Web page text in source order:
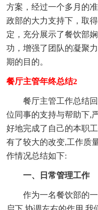
方案，经过一个多月的
政部的大力支持下，取
定，充分展示了餐饮部
功，增强了团队的凝聚
期的目的。
餐厅主管年终总结2
餐厅主管工作总结
位同事的支持与帮助下,
好地完成了自己的本职
有了较大的改变,工作质
作情况总结如下:
一、日常管理工作
作为一名餐饮部的